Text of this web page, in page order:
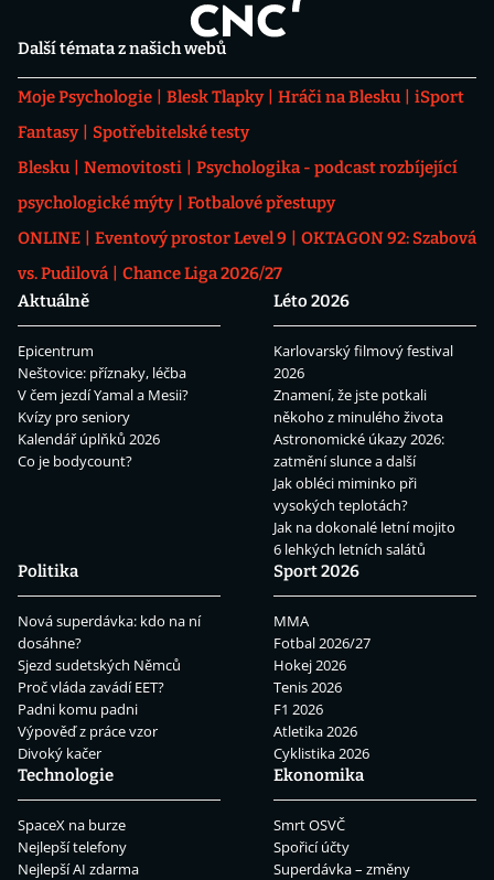
Další témata z našich webů
Moje Psychologie Blesk Tlapky Hráči na Blesku
iSport
Fantasy
Spotřebitelské testy
Blesku
Nemovitosti
Psychologika - podcast rozbíjející
psychologické mýty
Fotbalové přestupy
ONLINE
Eventový prostor Level 9
OKTAGON 92: Szabová
vs. Pudilová
Chance Liga 2026/27
Aktuálně
Epicentrum
Neštovice: příznaky, léčba
V čem jezdí Yamal a Mesii?
Kvízy pro seniory
Kalendář úplňků 2026
Co je bodycount?
Léto 2026
Karlovarský filmový festival
2026
Znamení, že jste potkali
někoho z minulého života
Astronomické úkazy 2026:
zatmění slunce a další
Jak obléci miminko při
vysokých teplotách?
Jak na dokonalé letní mojito
6 lehkých letních salátů
Politika
Nová superdávka: kdo na ní
dosáhne?
Sjezd sudetských Němců
Proč vláda zavádí EET?
Padni komu padni
Výpověď z práce vzor
Divoký kačer
Sport 2026
MMA
Fotbal 2026/27
Hokej 2026
Tenis 2026
F1 2026
Atletika 2026
Cyklistika 2026
Technologie
SpaceX na burze
Nejlepší telefony
Nejlepší AI zdarma
Ekonomika
Smrt OSVČ
Spořicí účty
Superdávka – změny